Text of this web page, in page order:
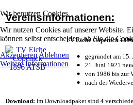
Wir benutzen Cookies
Wir nutzen Cookies auf unserer Website.
können selbst entscheiden, ob Sie die
AkzeptierenAblehnen
Weitere Informationen
Vereinsinformationen:
TV Eiche Cöpenick
gegründet am
21. Juni 1921
von 1986 bis zur
nach der
Download: Im Downloadpaket sind 4